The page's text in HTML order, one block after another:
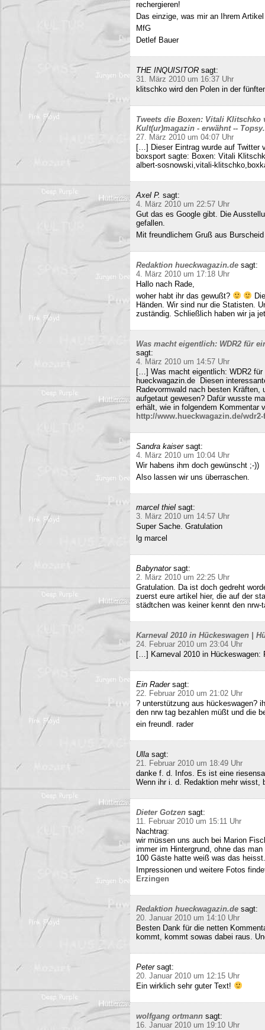
rechergieren!
Das einzige, was mir an Ihrem
MfG
Detlef Bauer
THE INQUISITOR sagt:
31. März 2010 um 16:37 Uhr
klitschko wird den Polen in der
Tweets die Boxen: Vitali Klitschko
Kult(ur)magazin - erwähnt --
27. März 2010 um 04:07 Uhr
[…] Dieser Eintrag wurde auf Twitter
boxsport sagte: Boxen: Vitali
albert-sosnowski,vitali-
Axel P. sagt:
4. März 2010 um 22:57 Uhr
Gut das es Google gibt. Die
gefallen.
Mit freundlichem Gruß aus Burscheid
Redaktion hueckwagazin.de sagt:
4. März 2010 um 17:18 Uhr
Hallo nach Rade,
woher habt ihr das gewußt?
Händen. Wir sind nur die Statisten.
zuständig. Schließlich haben wir ja
Was macht eigentlich: WDR2 für
sagt:
4. März 2010 um 14:57 Uhr
[…] Was macht eigentlich: WDR2
hueckwagazin.de Diesen
Radevormwald nach besten
aufgetaut gewesen? Dafür wusste
erhält, wie in folgendem Kommentar
http://www.hueckwagazin.de/
Sandra kaiser sagt:
4. März 2010 um 10:04 Uhr
Wir habens ihm doch gewünscht ;-))
Also lassen wir uns überraschen.
marcel thiel sagt:
3. März 2010 um 14:57 Uhr
Super Sache. Gratulation
lg marcel
Babynator sagt:
2. März 2010 um 22:25 Uhr
Gratulation. Da ist doch gedreht
zuerst eure artikel hier, die auf der
städtchen was keiner kennt den nrw-
Karneval 2010 in Hückeswagen |
24. Februar 2010 um 23:04 Uhr
[…] Karneval 2010 in Hückeswagen:
Ein Rader sagt:
22. Februar 2010 um 21:02 Uhr
? unterstützung aus hückeswagen?
den nrw tag bezahlen müßt und die
ein freundl. rader
Ulla sagt:
21. Februar 2010 um 18:49 Uhr
danke f. d. Infos. Es ist eine
Wenn ihr i. d. Redaktion mehr wisst,
Dieter Gotzen sagt:
11. Februar 2010 um 15:11 Uhr
Nachtrag:
wir müssen uns auch bei Marion
immer im Hintergrund, ohne das
100 Gäste hatte weiß was das heisst.
Impressionen und weitere Fotos
Erzingen
Redaktion hueckwagazin.de sagt:
20. Januar 2010 um 14:10 Uhr
Besten Dank für die netten
kommt, kommt sowas dabei raus.
Peter sagt:
20. Januar 2010 um 12:15 Uhr
Ein wirklich sehr guter Text!
wolfgang ortmann sagt:
16. Januar 2010 um 19:10 Uhr